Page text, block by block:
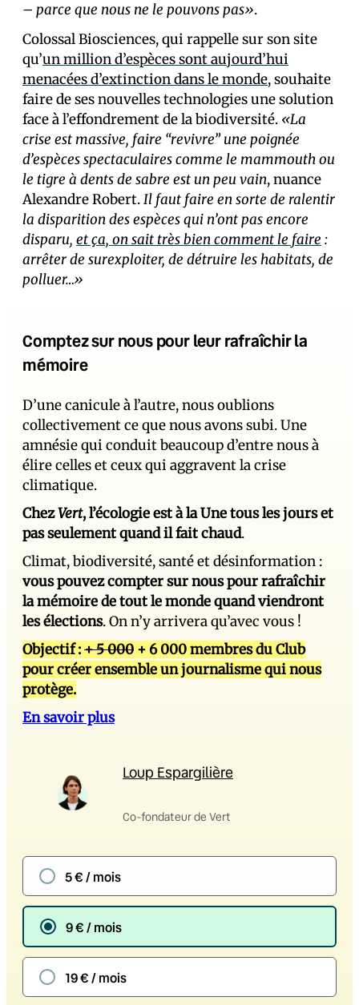
– parce que nous ne le pouvons pas».
Colossal Biosciences, qui rappelle sur son site
qu’un million d’espèces sont aujourd’hui
menacées d’extinction dans le monde, souhaite
faire de ses nouvelles technologies une solution
face à l’effondrement de la biodiversité. «La
crise est massive, faire “revivre” une poignée
d’espèces spectaculaires comme le mammouth ou
le tigre à dents de sabre est un peu vain, nuance
Alexandre Robert.Il faut faire en sorte de ralentir
la disparition des espèces qui n’ont pas encore
disparu, et ça, on sait très bien comment le faire :
arrêter de surexploiter, de détruire les habitats, de
polluer…»
Comptez sur nous pour leur rafraîchir la
mémoire
D’une canicule à l’autre, nous oublions
collectivement ce que nous avons subi. Une
amnésie qui conduit beaucoup d’entre nous à
élire celles et ceux qui aggravent la crise
climatique.
ChezVert, l’écologie est à la Une tous les jours et
pas seulement quand il fait chaud.
Climat, biodiversité, santé et désinformation :
vous pouvez compter sur nous pour rafraîchir
la mémoire de tout le monde quand viendront
les élections. On n’y arrivera qu’avec vous !
Objectif :+ 5 000 + 6 000 membres du Club
pour créer ensemble un journalisme qui nous
protège.
En savoir plus
Loup Espargilière
Co-fondateur de Vert
5 € / mois
9 € / mois
19 € / mois